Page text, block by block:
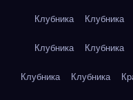
Клубника Клубника
Клубника Клубника
Клубника Клубника